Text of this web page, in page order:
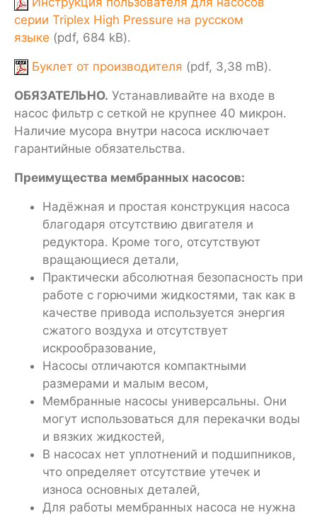
серии Triplex High Pressure на русском
языке (pdf, 684 kB).
Буклет от производителя (pdf, 3,38 mB).
ОБЯЗАТЕЛЬНО. Устанавливайте на входе в
насос фильтр с сеткой не крупнее 40 микрон.
Наличие мусора внутри насоса исключает
гарантийные обязательства.
Преимущества мембранных насосов:
Надёжная и простая конструкция насоса
благодаря отсутствию двигателя и
редуктора. Кроме того, отсутствуют
вращающиеся детали,
Практически абсолютная безопасность при
работе с горючими жидкостями, так как в
качестве привода используется энергия
сжатого воздуха и отсутствует
искрообразование,
Насосы отличаются компактными
размерами и малым весом,
Мембранные насосы универсальны. Они
могут использоваться для перекачки воды
и вязких жидкостей,
В насосах нет уплотнений и подшипников,
что определяет отсутствие утечек и
износа основных деталей,
Для работы мембранных насоса не нужна